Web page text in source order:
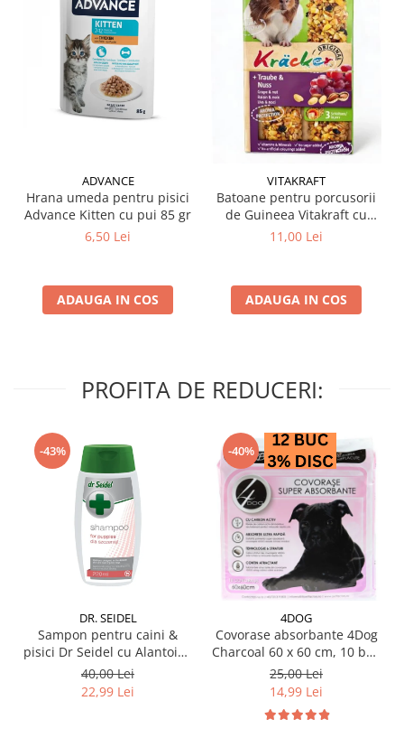
ADVANCE
Hrana umeda pentru pisici
Advance Kitten cu pui 85 gr
6,50 Lei
ADAUGA IN COS
VITAKRAFT
Batoane pentru porcusorii
de Guineea Vitakraft cu
struguri & nuci 2 buc
11,00 Lei
ADAUGA IN COS
PROFITA DE REDUCERI:
-43%
DR. SEIDEL
Sampon pentru caini &
pisici Dr Seidel cu Alantoina
220 ml
40,00 Lei
22,99 Lei
-40%
4DOG
Covorase absorbante 4Dog
Charcoal 60 x 60 cm, 10 buc
/ pachet
25,00 Lei
14,99 Lei